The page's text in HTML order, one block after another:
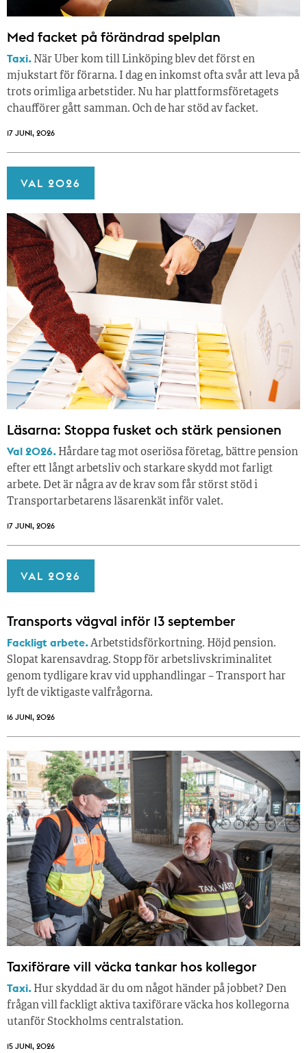
Med facket på förändrad spelplan
Taxi. När Uber kom till Linköping blev det först en
mjukstart för förarna. I dag en inkomst ofta svår att leva på
trots orimliga arbetstider. Nu har plattformsföretagets
chaufförer gått samman. Och de har stöd av facket.
17 JUNI, 2026
VAL 2026
Läsarna: Stoppa fusket och stärk pensionen
Val 2026. Hårdare tag mot oseriösa företag, bättre pension
efter ett långt arbetsliv och starkare skydd mot farligt
arbete. Det är några av de krav som får störst stöd i
Transportarbetarens läsar­enkät inför valet.
17 JUNI, 2026
VAL 2026
Transports vägval inför 13 september
Fackligt arbete.Arbetstidsförkortning. Höjd pension.
Slopat karensavdrag. Stopp för arbetslivskriminalitet
genom tydligare krav vid upphandlingar – Transport har
lyft de viktigaste valfrågorna.
16 JUNI, 2026
Taxiförare vill väcka tankar hos kollegor
Taxi. Hur skyddad är du om något händer på jobbet? Den
frågan vill fackligt aktiva taxiförare väcka hos kollegorna
utanför Stockholms centralstation.
15 JUNI, 2026